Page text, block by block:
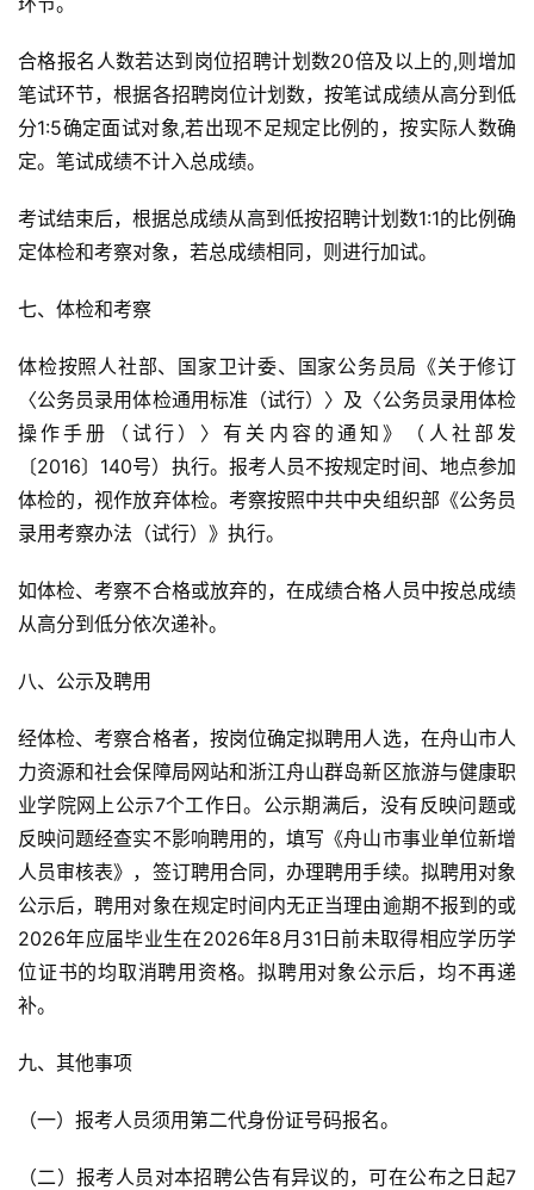
合格报名人数若达到岗位招聘计划数20倍及以上的,则增加
笔试环节，根据各招聘岗位计划数，按笔试成绩从高分到低
分1:5确定面试对象,若出现不足规定比例的，按实际人数确
定。笔试成绩不计入总成绩。
考试结束后，根据总成绩从高到低按招聘计划数1:1的比例确
定体检和考察对象，若总成绩相同，则进行加试。
七、体检和考察
体检按照人社部、国家卫计委、国家公务员局《关于修订
〈公务员录用体检通用标准（试行）〉及〈公务员录用体检
操作手册（试行）〉有关内容的通知》（人社部发
〔2016〕140号）执行。报考人员不按规定时间、地点参加
体检的，视作放弃体检。考察按照中共中央组织部《公务员
录用考察办法（试行）》执行。
如体检、考察不合格或放弃的，在成绩合格人员中按总成绩
从高分到低分依次递补。
八、公示及聘用
经体检、考察合格者，按岗位确定拟聘用人选，在舟山市人
力资源和社会保障局网站和浙江舟山群岛新区旅游与健康职
业学院网上公示7个工作日。公示期满后，没有反映问题或
反映问题经查实不影响聘用的，填写《舟山市事业单位新增
人员审核表》，签订聘用合同，办理聘用手续。拟聘用对象
公示后，聘用对象在规定时间内无正当理由逾期不报到的或
2026年应届毕业生在2026年8月31日前未取得相应学历学
位证书的均取消聘用资格。拟聘用对象公示后，均不再递
补。
九、其他事项
（一）报考人员须用第二代身份证号码报名。
（二）报考人员对本招聘公告有异议的，可在公布之日起7